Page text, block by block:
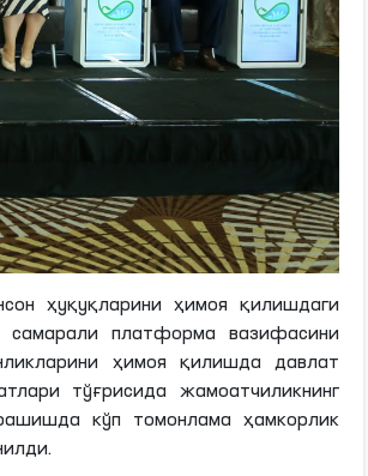
ҳуқуқларини ҳимоя қилишдаги
самарали платформа вазифасини
ҳимоя қилишда давлат
тўғрисида жамоатчиликнинг
кўп томонлама ҳамкорлик